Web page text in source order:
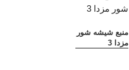
منبع شیشه شور
مزدا 3